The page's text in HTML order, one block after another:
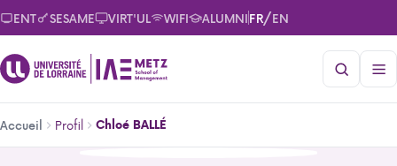
Aller
au
contenu
principal
ENT SESAME VIRT'UL WIFI ALUMNIFR/EN
d'Ariane
Accueil Profil Chloé BALLÉ